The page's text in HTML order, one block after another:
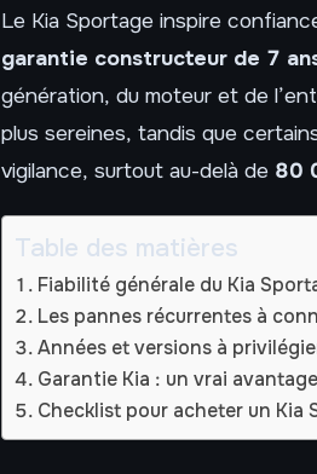
Le Kia Sportage inspire
garantie constructeur de 7
génération, du moteur et de
plus sereines, tandis que
vigilance, surtout au-delà de 80
Table des matières
Fiabilité générale du Kia
Les pannes récurrentes à
Années et versions à
Garantie Kia : un vrai
Checklist pour acheter un Kia